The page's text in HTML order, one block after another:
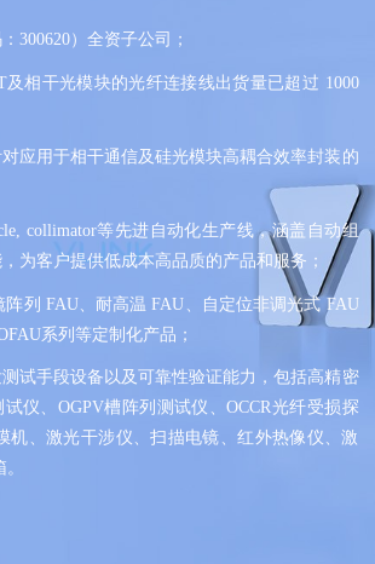
300620）全资子公司；
及相干光模块的光纤连接线出货量已超过 1000
应用于相干通信及硅光模块高耦合效率封装的
collimator等先进自动化生产线，涵盖自动组
为客户提供低成本高品质的产品和服务；
阵列 FAU、耐高温 FAU、自定位非调光式 FAU
系列等定制化产品；
试手段设备以及可靠性验证能力，包括高精密
试仪、OGPV槽阵列测试仪、OCCR光纤受损探
机、激光干涉仪、扫描电镜、红外热像仪、激